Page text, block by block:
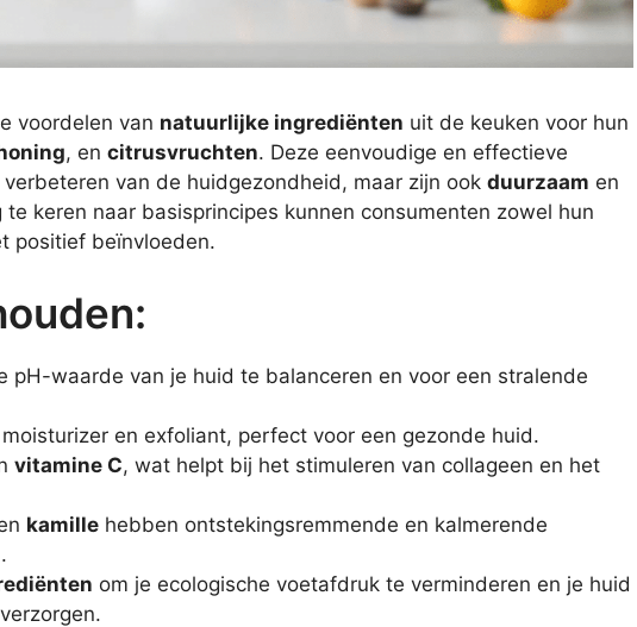
voordelen van natuurlijke ingrediënten uit de keuken voor hun
, en citrusvruchten. Deze eenvoudige en effectieve
van de huidgezondheid, maar zijn ook duurzaam en
te keren naar basisprincipes kunnen consumenten zowel hun
positief beïnvloeden.
pH-waarde van je huid te balanceren en voor een stralende
en exfoliant, perfect voor een gezonde huid.
vitamine C, wat helpt bij het stimuleren van collageen en het
kamille hebben ontstekingsremmende en kalmerende
om je ecologische voetafdruk te verminderen en je huid